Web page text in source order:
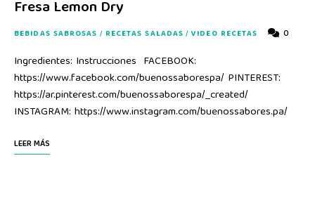
Fresa Lemon Dry
BEBIDAS SABROSAS / RECETAS SALADAS / VIDEO RECETAS 0
Ingredientes: Instrucciones FACEBOOK:
https://www.facebook.com/buenossaborespa/ PINTEREST:
https://ar.pinterest.com/buenossaborespa/_created/
INSTAGRAM: https://www.instagram.com/buenossabores.pa/
LEER MÁS